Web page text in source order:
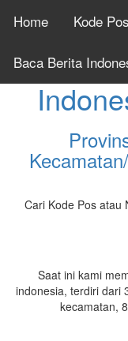
Home Kode Pos
Baca Berita
Cek
Cari Kode Pos atau
Saat ini kami
indonesia, terdiri dari
kecamatan,